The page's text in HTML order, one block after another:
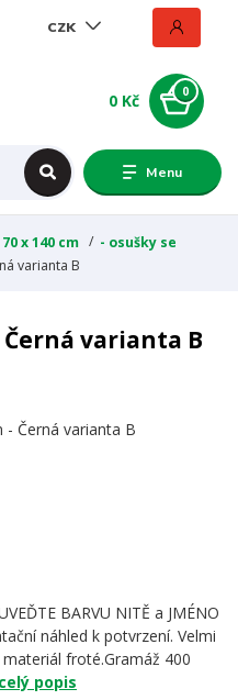
Menu
CZK
0
0 Kč
x 140 cm
- osušky se
varianta B
varianta B
BARVU NITĚ a JMÉNO
náhled k potvrzení. Velmi
froté.Gramáž 400
celý popis